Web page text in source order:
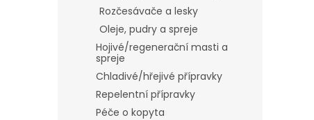
Rozčesávače a lesky
Oleje, pudry a spreje
Hojivé/regenerační masti a
spreje
Chladivé/hřejivé přípravky
Repelentní přípravky
Péče o kopyta